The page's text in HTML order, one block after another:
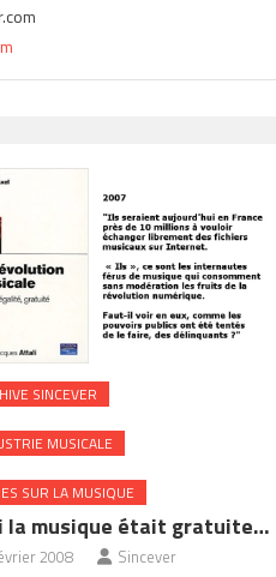
SINCEVER
MUSICALE
SUR LA MUSIQUE
la musique était gratuite…
2008 Sincever